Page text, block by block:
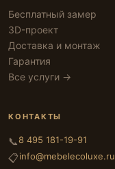
Бесплатный замер
3D-проект
Доставка и монтаж
Гарантия
Все услуги →
КОНТАКТЫ
📞8 495 181-19-91
📋info@mebelecoluxe.ru